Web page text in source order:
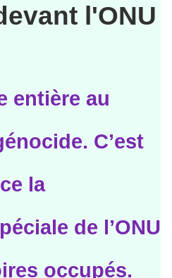
l'ONU
entière au
C’est
la
de l’ONU
occupés.